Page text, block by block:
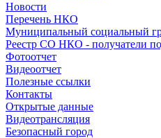
Новости
Перечень НКО
Муниципальный социальный
Реестр СО НКО - получатели
Фотоотчет
Видеоотчет
Полезные ссылки
Контакты
Открытые данные
Видеотрансляция
Безопасный город